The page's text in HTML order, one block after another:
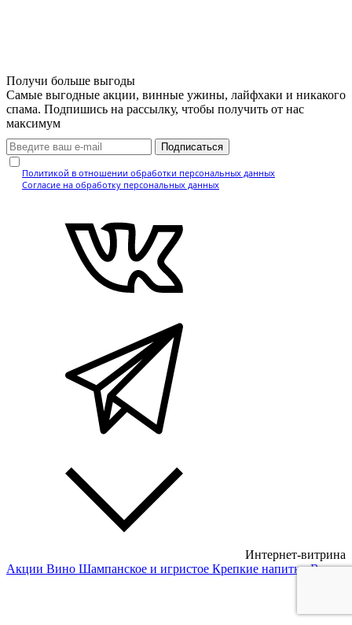
Получи больше выгоды
Самые выгодные акции, винные ужины, лайфхаки и никакого
спама. Подпишись на рассылку, чтобы получить от нас
максимум
Подписаться
Политикой в отношении обработки персональных данных
Согласие на обработку персональных данных
Интернет-витрина
Акции Вино Шампанское и игристое Крепкие напиткиВода